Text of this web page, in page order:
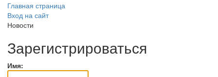
Главная страница
Вход на сайт
Новости
Зарегистрироваться
Имя: